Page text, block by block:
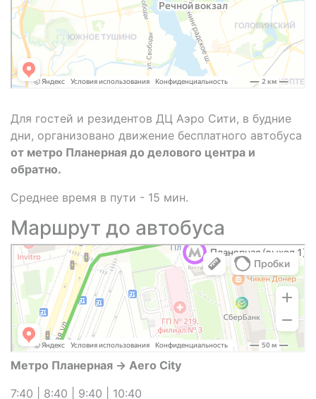
Для гостей и резидентов ДЦ Аэро Сити, в будние
дни, организовано движение бесплатного автобуса
от метро Планерная до делового центра и
обратно.
Среднее время в пути - 15 мин.
Маршрут до автобуса
Метро Планерная → Aero City
7:40 | 8:40 | 9:40 | 10:40